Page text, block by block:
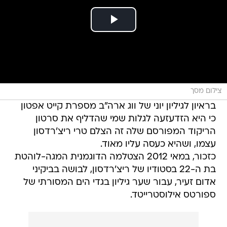
צילום מסך
בראיון לגיליון יוני של ווג ארה"ב מספרת קייט אפטון
כי היא הזדעזעה לגלות שמי שהדליף את סרטון
הריקוד המפורסם שלה זה הצלם טרי ריצ'רדסון
עצמו, ושהיא כעסה עליו מאוד.
כזכור, במאי 2012 הצטלמה הדוגמנית המגה-לוהטת
בת ה-22 בסטודיו של ריצ'רדסון, לבושה בביקיני
אדום זעיר, עבור שער גיליון בגדי הים המסורתי של
ספורטס אילוסטרייטד.